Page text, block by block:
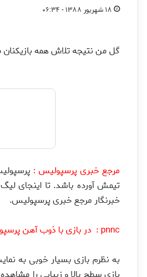
۱۸ شهریور ۱۳۸۸ - ۰۶:۳۴
گل من نتیجه تلاش همه بازیکنان
مرجع خبری پرسپولیس :
تیمش آورده باشد. تا اینجای
خبرنگار مرجع خبری پرسپولیس.
pnnc : در بازی با ذوب آهن پرسپولیس متفاوتی را دیدیم . در این خصوص چه نظری دارید ؟